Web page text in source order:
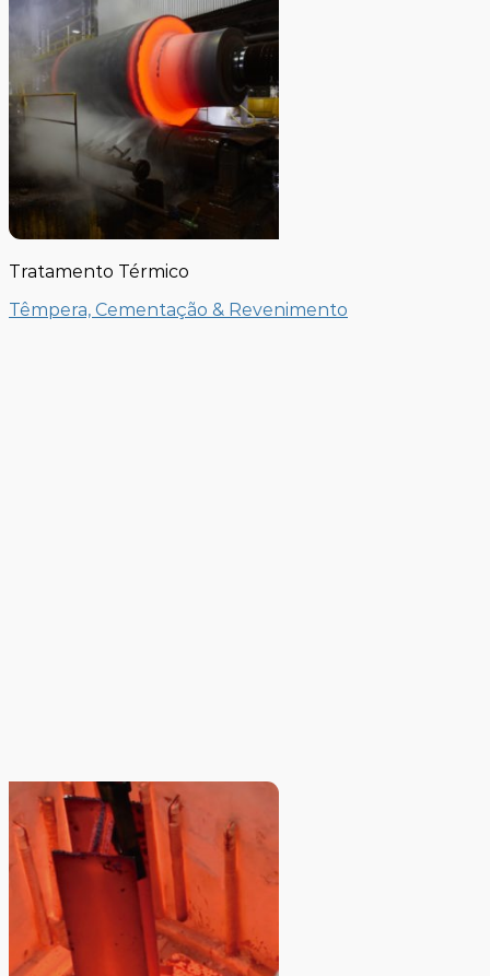
Tratamento Térmico
Têmpera, Cementação & Revenimento